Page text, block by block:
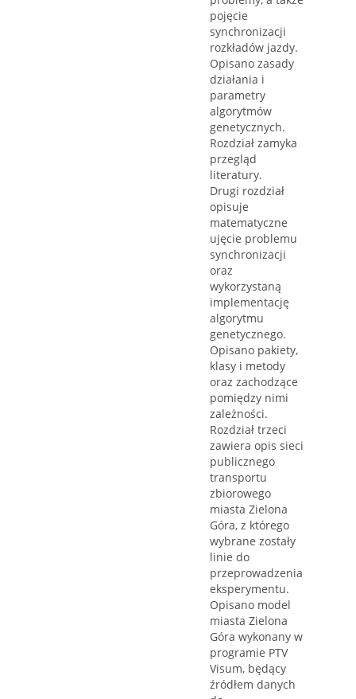
pojęcie
synchronizacji
rozkładów jazdy.
Opisano zasady
działania i
parametry
algorytmów
genetycznych.
Rozdział zamyka
przegląd
literatury.
Drugi rozdział
opisuje
matematyczne
ujęcie problemu
synchronizacji
oraz
wykorzystaną
implementację
algorytmu
genetycznego.
Opisano pakiety,
klasy i metody
oraz zachodzące
pomiędzy nimi
zależności.
Rozdział trzeci
zawiera opis sieci
publicznego
transportu
zbiorowego
miasta Zielona
Góra, z którego
wybrane zostały
linie do
przeprowadzenia
eksperymentu.
Opisano model
miasta Zielona
Góra wykonany w
programie PTV
Visum, będący
źródłem danych